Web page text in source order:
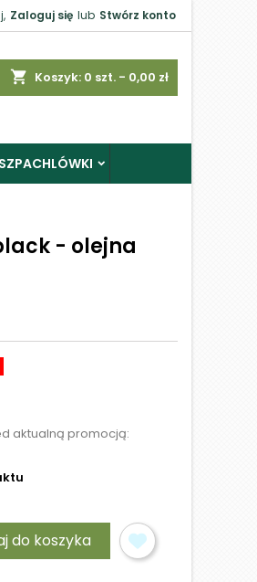
Zaloguj się lub Stwórz konto
shopping_cart Koszyk: 0 szt. - 0,00 zł
- olejna
aktualną promocją:
do koszyka